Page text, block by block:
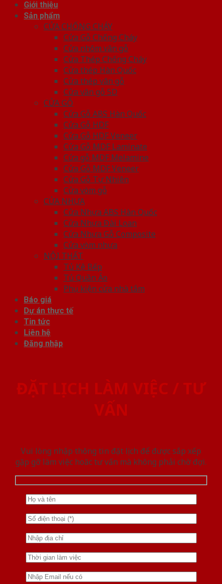
Giới thiệu
Sản phẩm
CỬA CHỐNG CHÁY
Cửa Gỗ Chống Cháy
Cửa nhôm vân gỗ
Cửa Thép Chống Cháy
Cửa thép Hàn Quốc
Cửa thép vân gỗ
Cửa vân gỗ 5D
CỬA GỖ
Cửa Gỗ ABS Hàn Quốc
Cửa Gỗ HDF
Cửa Gỗ HDF Veneer
Cửa Gỗ MDF Laminate
Cửa gỗ MDF Melamine
Cửa Gỗ MDF Veneer
Cửa Gỗ Tự Nhiên
Cửa vòm gỗ
CỬA NHỰA
Cửa Nhựa ABS Hàn Quốc
Cửa Nhựa Đài Loan
Cửa Nhựa Gỗ Composite
Cửa vòm nhựa
NỘI THẤT
Tủ Kệ Bếp
Tủ Quần Áo
Phụ kiện cửa nhà tắm
Báo giá
Dự án thực tế
Tin tức
Liên hệ
Đăng nhập
ĐẶT LỊCH LÀM VIỆC / TƯ
VẤN
Vui lòng nhập thông tin đặt lịch để được sắp xếp
gặp gỡ làm việc hoăc tư vấn mà không phải chờ đợi.